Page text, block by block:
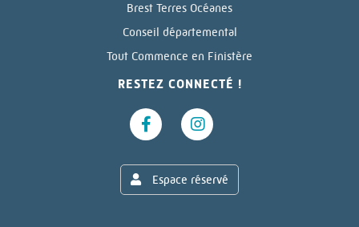
Brest Terres Océanes
Conseil départemental
Tout Commence en Finistère
RESTEZ CONNECTÉ !
Espace réservé